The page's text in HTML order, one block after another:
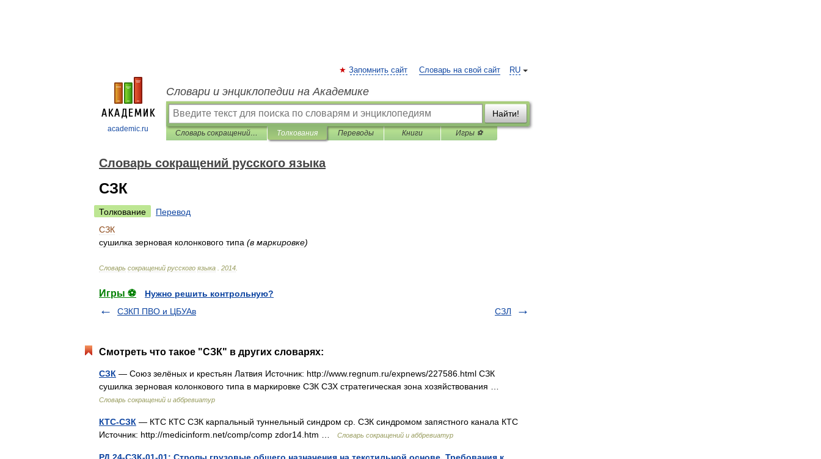
academic.ru
RU
Запомнить сайт Словарь на свой сайт
Словари и энциклопедии на Академике
Найти!
Словарь сокращений русского языка Толкования Переводы Книги Игры ⚽
Словарь сокращений русского языка
СЗК
Толкование
Перевод
СЗК
сушилка зерновая колонкового типа (в маркировке)
Словарь сокращений русского языка 2014
Игры ⚽
Нужно решить контрольную?
СЗКП ПВО и ЦБУАв
СЗЛ
Смотреть что такое "СЗК" в других словарях:
СЗК — Союз зелёных и крестьян Латвия Источник: http://www.regnum.ru/expnews/227586.html СЗК
сушилка зерновая колонкового типа в маркировке СЗК СЗХ стратегическая зона хозяйствования …
Словарь сокращений и аббревиатур
КТС-СЗК — КТС КТС СЗК карпальный туннельный синдром ср. СЗК синдромом запястного канала КТС
Источник: http://medicinform.net/comp/comp zdor14.htm …
Словарь сокращений и аббревиатур